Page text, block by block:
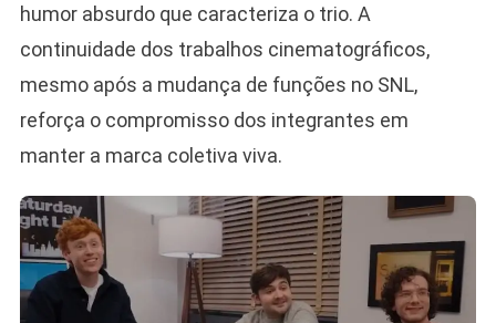
humor absurdo que caracteriza o trio. A
continuidade dos trabalhos cinematográficos,
mesmo após a mudança de funções no SNL,
reforça o compromisso dos integrantes em
manter a marca coletiva viva.